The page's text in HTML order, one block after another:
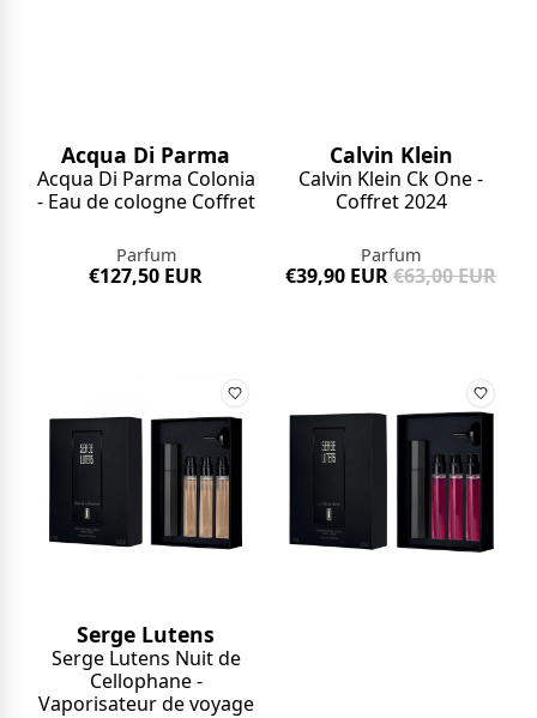
Acqua Di Parma
Acqua Di Parma Colonia
- Eau de cologne Coffret
Parfum
€127,50 EUR
Calvin Klein
Calvin Klein Ck One -
Coffret 2024
Parfum
€39,90 EUR€63,00 EUR
Serge Lutens
Serge Lutens Nuit de
Cellophane -
Vaporisateur de voyage